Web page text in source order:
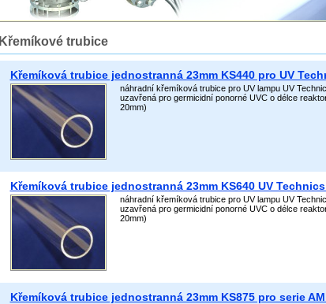
Křemíkové trubice
Křemíková trubice jednostranná 23mm KS440 pro UV
náhradní křemíková trubice pro UV lampu UV
uzavřená pro germicidní ponorné UVC o délce
20mm)
Křemíková trubice jednostranná 23mm KS640 UV
náhradní křemíková trubice pro UV lampu UV
uzavřená pro germicidní ponorné UVC o délce
20mm)
Křemíková trubice jednostranná 23mm KS875 pro serie AM